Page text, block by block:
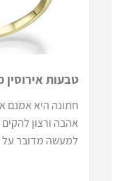
טבעות אירוסין
חתונה היא אמנם
אהבה ורצון
למעשה מדובר על